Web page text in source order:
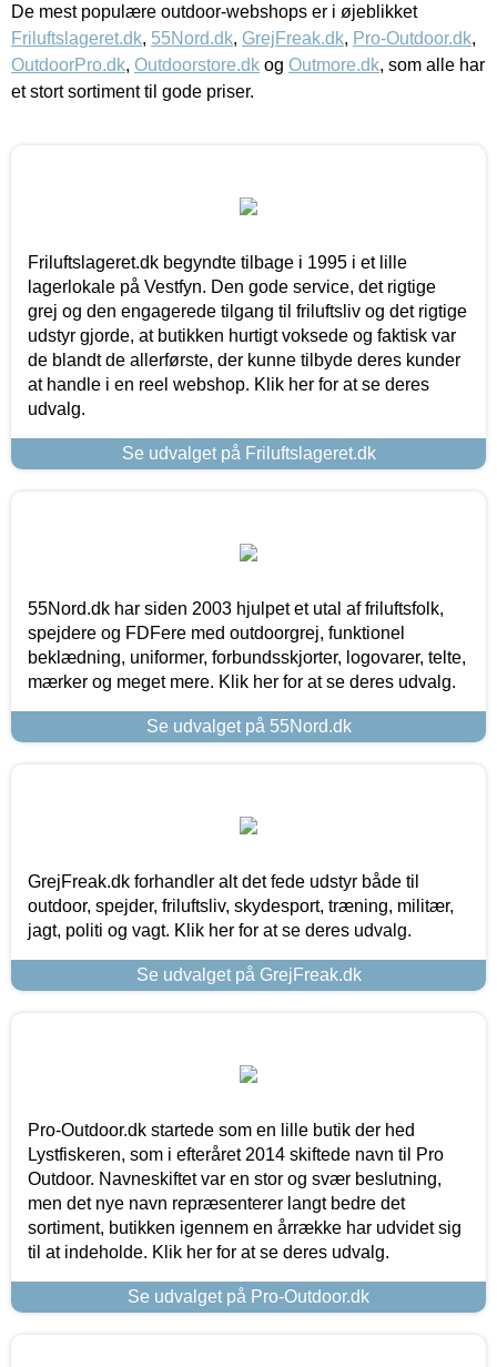
De mest populære outdoor-webshops er i øjeblikket
Friluftslageret.dk, 55Nord.dk, GrejFreak.dk, Pro-Outdoor.dk,
OutdoorPro.dk, Outdoorstore.dk og Outmore.dk, som alle har
et stort sortiment til gode priser.
Friluftslageret.dk begyndte tilbage i 1995 i et lille
lagerlokale på Vestfyn. Den gode service, det rigtige
grej og den engagerede tilgang til friluftsliv og det rigtige
udstyr gjorde, at butikken hurtigt voksede og faktisk var
de blandt de allerførste, der kunne tilbyde deres kunder
at handle i en reel webshop. Klik her for at se deres
udvalg.
Se udvalget på Friluftslageret.dk
55Nord.dk har siden 2003 hjulpet et utal af friluftsfolk,
spejdere og FDFere med outdoorgrej, funktionel
beklædning, uniformer, forbundsskjorter, logovarer, telte,
mærker og meget mere. Klik her for at se deres udvalg.
Se udvalget på 55Nord.dk
GrejFreak.dk forhandler alt det fede udstyr både til
outdoor, spejder, friluftsliv, skydesport, træning, militær,
jagt, politi og vagt. Klik her for at se deres udvalg.
Se udvalget på GrejFreak.dk
Pro-Outdoor.dk startede som en lille butik der hed
Lystfiskeren, som i efteråret 2014 skiftede navn til Pro
Outdoor. Navneskiftet var en stor og svær beslutning,
men det nye navn repræsenterer langt bedre det
sortiment, butikken igennem en årrække har udvidet sig
til at indeholde. Klik her for at se deres udvalg.
Se udvalget på Pro-Outdoor.dk